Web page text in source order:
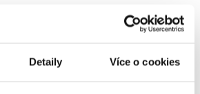
Detaily Více o cookies